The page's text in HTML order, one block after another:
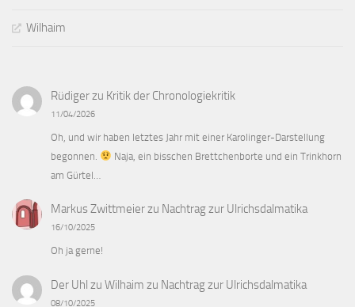
Wilhaim
Rüdigerzu Kritik der Chronologiekritik
11/04/2026
Oh, und wir haben letztes Jahr mit einer Karolinger-Darstellung
begonnen.
Naja, ein bisschen Brettchenborte und ein Trinkhorn
am Gürtel…
Markus Zwittmeierzu Nachtrag zur Ulrichsdalmatika
16/10/2025
Oh ja gerne!
Der Uhl zu Wilhaim zu Nachtrag zur Ulrichsdalmatika
08/10/2025